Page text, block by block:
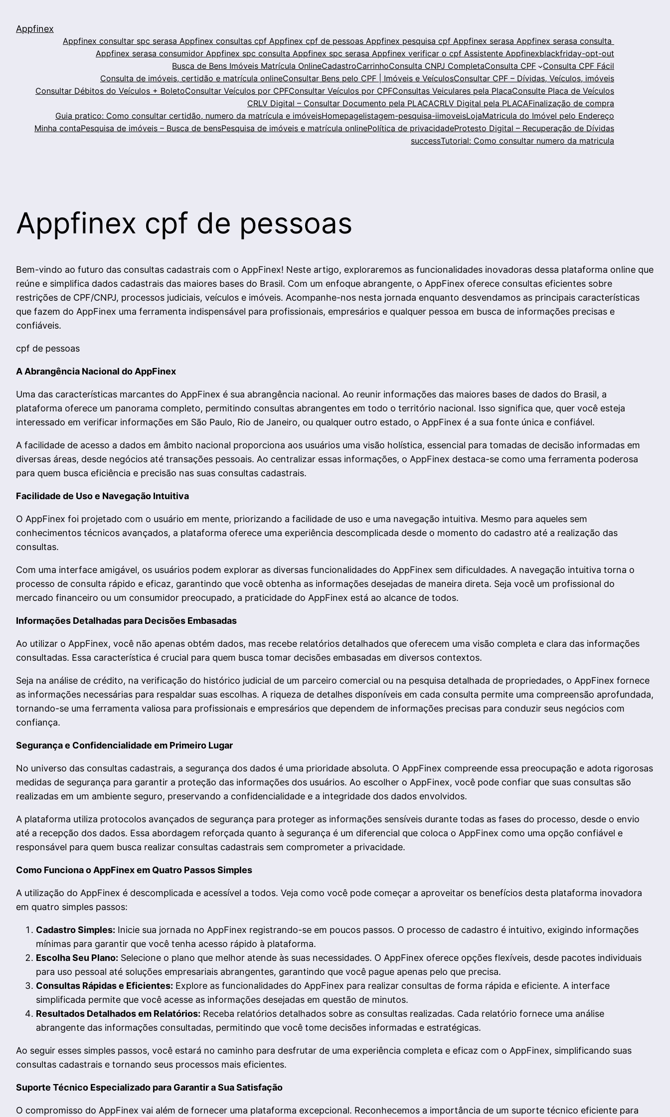
Appfinex
Appfinex consultar spc serasa Appfinex consultas cpf Appfinex cpf de pessoas Appfinex pesquisa cpf Appfinex serasa Appfinex serasa consulta
Appfinex serasa consumidor Appfinex spc consulta Appfinex spc serasa Appfinex verificar o cpf Assistente Appfinexblackfriday-opt-out
Busca de Bens Imóveis Matrícula OnlineCadastroCarrinhoConsulta CNPJ CompletaConsulta CPF
Consulta CPF Fácil
Consulta de imóveis, certidão e matrícula onlineConsultar Bens pelo CPF | Imóveis e VeículosConsultar CPF – Dívidas, Veículos, imóveis
Consultar Débitos do Veículos + BoletoConsultar Veículos por CPFConsultar Veículos por CPFConsultas Veiculares pela PlacaConsulte Placa de Veículos
CRLV Digital – Consultar Documento pela PLACACRLV Digital pela PLACAFinalização de compra
Guia pratico: Como consultar certidão, numero da matrícula e imóveisHomepagelistagem-pesquisa-iimoveisLojaMatricula do Imóvel pelo Endereço
Minha contaPesquisa de imóveis – Busca de bensPesquisa de imóveis e matrícula onlinePolítica de privacidadeProtesto Digital – Recuperação de Dívidas
successTutorial: Como consultar numero da matricula
Appfinex cpf de pessoas
Bem-vindo ao futuro das consultas cadastrais com o AppFinex! Neste artigo, exploraremos as funcionalidades inovadoras dessa plataforma online que
reúne e simplifica dados cadastrais das maiores bases do Brasil. Com um enfoque abrangente, o AppFinex oferece consultas eficientes sobre
restrições de CPF/CNPJ, processos judiciais, veículos e imóveis. Acompanhe-nos nesta jornada enquanto desvendamos as principais características
que fazem do AppFinex uma ferramenta indispensável para profissionais, empresários e qualquer pessoa em busca de informações precisas e
confiáveis.
cpf de pessoas
A Abrangência Nacional do AppFinex
Uma das características marcantes do AppFinex é sua abrangência nacional. Ao reunir informações das maiores bases de dados do Brasil, a
plataforma oferece um panorama completo, permitindo consultas abrangentes em todo o território nacional. Isso significa que, quer você esteja
interessado em verificar informações em São Paulo, Rio de Janeiro, ou qualquer outro estado, o AppFinex é a sua fonte única e confiável.
A facilidade de acesso a dados em âmbito nacional proporciona aos usuários uma visão holística, essencial para tomadas de decisão informadas em
diversas áreas, desde negócios até transações pessoais. Ao centralizar essas informações, o AppFinex destaca-se como uma ferramenta poderosa
para quem busca eficiência e precisão nas suas consultas cadastrais.
Facilidade de Uso e Navegação Intuitiva
O AppFinex foi projetado com o usuário em mente, priorizando a facilidade de uso e uma navegação intuitiva. Mesmo para aqueles sem
conhecimentos técnicos avançados, a plataforma oferece uma experiência descomplicada desde o momento do cadastro até a realização das
consultas.
Com uma interface amigável, os usuários podem explorar as diversas funcionalidades do AppFinex sem dificuldades. A navegação intuitiva torna o
processo de consulta rápido e eficaz, garantindo que você obtenha as informações desejadas de maneira direta. Seja você um profissional do
mercado financeiro ou um consumidor preocupado, a praticidade do AppFinex está ao alcance de todos.
Informações Detalhadas para Decisões Embasadas
Ao utilizar o AppFinex, você não apenas obtém dados, mas recebe relatórios detalhados que oferecem uma visão completa e clara das informações
consultadas. Essa característica é crucial para quem busca tomar decisões embasadas em diversos contextos.
Seja na análise de crédito, na verificação do histórico judicial de um parceiro comercial ou na pesquisa detalhada de propriedades, o AppFinex fornece
as informações necessárias para respaldar suas escolhas. A riqueza de detalhes disponíveis em cada consulta permite uma compreensão aprofundada,
tornando-se uma ferramenta valiosa para profissionais e empresários que dependem de informações precisas para conduzir seus negócios com
confiança.
Segurança e Confidencialidade em Primeiro Lugar
No universo das consultas cadastrais, a segurança dos dados é uma prioridade absoluta. O AppFinex compreende essa preocupação e adota rigorosas
medidas de segurança para garantir a proteção das informações dos usuários. Ao escolher o AppFinex, você pode confiar que suas consultas são
realizadas em um ambiente seguro, preservando a confidencialidade e a integridade dos dados envolvidos.
A plataforma utiliza protocolos avançados de segurança para proteger as informações sensíveis durante todas as fases do processo, desde o envio
até a recepção dos dados. Essa abordagem reforçada quanto à segurança é um diferencial que coloca o AppFinex como uma opção confiável e
responsável para quem busca realizar consultas cadastrais sem comprometer a privacidade.
Como Funciona o AppFinex em Quatro Passos Simples
A utilização do AppFinex é descomplicada e acessível a todos. Veja como você pode começar a aproveitar os benefícios desta plataforma inovadora
em quatro simples passos:
Cadastro Simples: Inicie sua jornada no AppFinex registrando-se em poucos passos. O processo de cadastro é intuitivo, exigindo informações
mínimas para garantir que você tenha acesso rápido à plataforma.
Escolha Seu Plano: Selecione o plano que melhor atende às suas necessidades. O AppFinex oferece opções flexíveis, desde pacotes individuais
para uso pessoal até soluções empresariais abrangentes, garantindo que você pague apenas pelo que precisa.
Consultas Rápidas e Eficientes: Explore as funcionalidades do AppFinex para realizar consultas de forma rápida e eficiente. A interface
simplificada permite que você acesse as informações desejadas em questão de minutos.
Resultados Detalhados em Relatórios: Receba relatórios detalhados sobre as consultas realizadas. Cada relatório fornece uma análise
abrangente das informações consultadas, permitindo que você tome decisões informadas e estratégicas.
Ao seguir esses simples passos, você estará no caminho para desfrutar de uma experiência completa e eficaz com o AppFinex, simplificando suas
consultas cadastrais e tornando seus processos mais eficientes.
Suporte Técnico Especializado para Garantir a Sua Satisfação
O compromisso do AppFinex vai além de fornecer uma plataforma excepcional. Reconhecemos a importância de um suporte técnico eficiente para